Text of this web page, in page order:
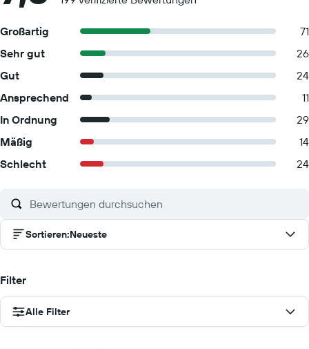
Großartig
71
Sehr gut
26
Gut
24
Ansprechend
11
In Ordnung
29
Mäßig
14
Schlecht
24
Sortieren:Neueste
Filter
Alle Filter